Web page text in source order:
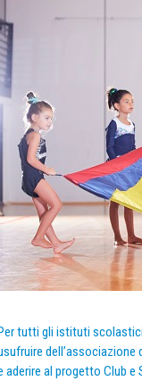
tutti gli istituti
dell’associazione
aderire al progetto Club e